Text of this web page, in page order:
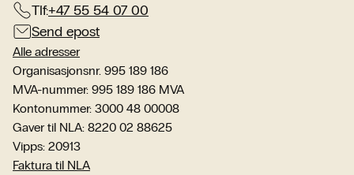
Tlf:+47 55 54 07 00
Send epost
Alle adresser
Organisasjonsnr. 995 189 186
MVA-nummer: 995 189 186 MVA
Kontonummer: 3000 48 00008
Gaver til NLA: 8220 02 88625
Vipps: 20913
Faktura til NLA